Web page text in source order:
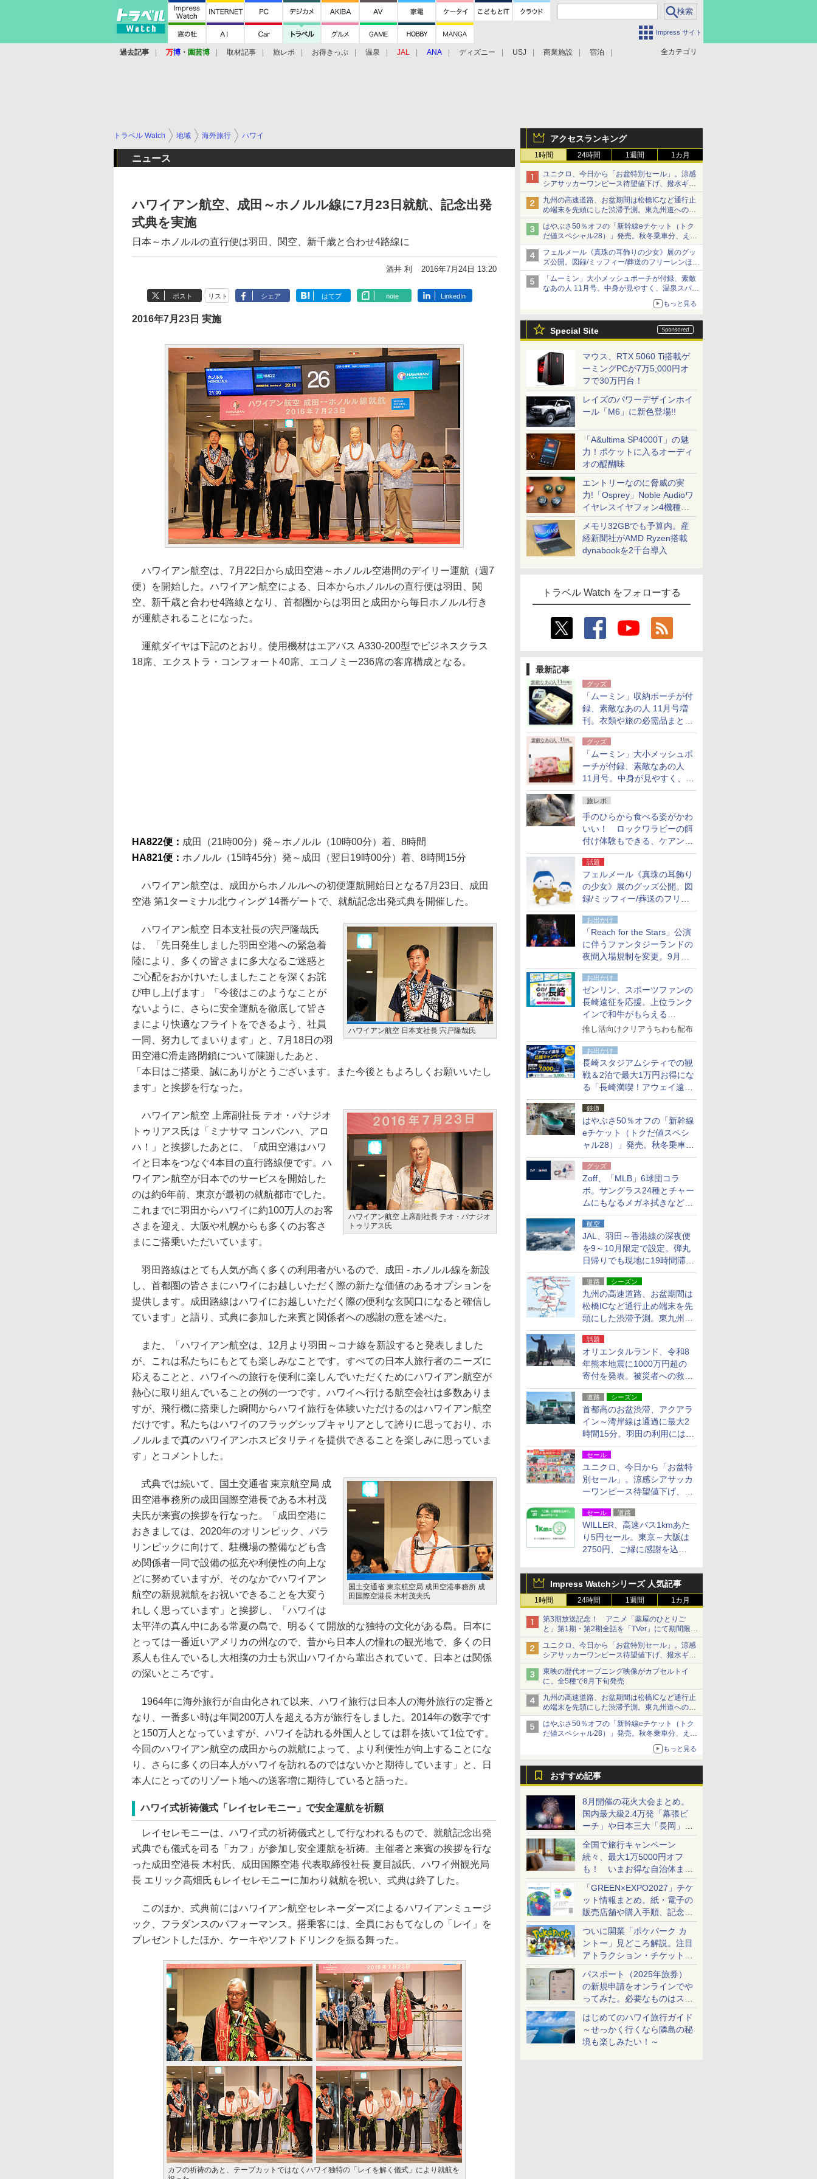
Impress サイト
全カテゴリ
過去記事 万博 ・ 園芸博 取材記事 旅レポ お得きっぷ 温泉 JAL ANA ディズニー USJ 商業施設 宿泊
アクセスランキング
1時間 24時間 1週間 1カ月
ユニクロ、今日から「お盆特別セール」。涼感
シアサッカーワンピース待望値下げ、撥水ギア
ショーツは1990円に
九州の高速道路、お盆期間は松橋ICなど通行止
め端末を先頭にした渋滞予測。東九州道への迂
回は料金調整を実施
はやぶさ50％オフの「新幹線eチケット（トク
だ値スペシャル28）」発売。秋冬乗車分、えき
ねっと限定
フェルメール《真珠の耳飾りの少女》展のグッ
ズ公開。図録/ミッフィー/葬送のフリーレンほ
か、注目ブランドコラボが実現
「ムーミン」大小メッシュポーチが付録、素敵
なあの人 11月号。中身が見やすく、温泉スパに
もっと見る
Special Site
マウス、RTX 5060 Ti搭載ゲ
ーミングPCが7万5,000円オ
フで30万円台！
レイズのパワーデザインホイ
ール「M6」に新色登場!!
「A&ultima SP4000T」の魅
力！ポケットに入るオーディ
オの醍醐味
エントリーなのに脅威の実
力!「Osprey」Noble Audioワ
イヤレスイヤフォン4機種を
一気に聴く
メモリ32GBでも予算内。産
経新聞社がAMD Ryzen搭載
dynabookを2千台導入
トラベル Watch をフォローする
最新記事
グッズ
「ムーミン」収納ポーチが付
録、素敵なあの人 11月号増
刊。衣類や旅の必需品まとま
る大小2個セット
グッズ
「ムーミン」大小メッシュポ
ーチが付録、素敵なあの人
11月号。中身が見やすく、温
泉スパにも使える
旅レポ
手のひらから食べる姿がかわ
いい！ ロックワラビーの餌
付け体験もできる、ケアンズ
でアサートン高原の日本語ガ
イド付きツアーに参加してみ
た
話題
フェルメール《真珠の耳飾り
の少女》展のグッズ公開。図
録/ミッフィー/葬送のフリー
レンほか、注目ブランドコラ
ボが実現
お出かけ
「Reach for the Stars」公演
に伴うファンタジーランドの
夜間入場規制を変更。9月か
ら18時50分～20時ごろに
お出かけ
ゼンリン、スポーツファンの
長崎遠征を応援。上位ランク
インで和牛がもらえる
「GO！GO！長崎スタンプラ
推し活向けクリアうちわも配布
お出かけ
長崎スタジアムシティでの観
戦＆2泊で最大1万円お得にな
る「長崎満喫！アウェイ遠征
応援キャンペーン」
鉄道
はやぶさ50％オフの「新幹線
eチケット（トクだ値スペシ
ャル28）」発売。秋冬乗車
分、えきねっと限定
グッズ
Zoff、「MLB」6球団コラ
ボ。サングラス24種とチャー
ムにもなるメガネ拭きなど雑
貨24種
航空
JAL、羽田～香港線の深夜便
を9～10月限定で設定。弾丸
日帰りでも現地に19時間滞在
できる
道路 シーズン
九州の高速道路、お盆期間は
松橋ICなど通行止め端末を先
頭にした渋滞予測。東九州道
への迂回は料金調整を実施
話題
オリエンタルランド、令和8
年熊本地震に1000万円超の
寄付を発表。被災者への救援
活動・復旧支援
道路 シーズン
首都高のお盆渋滞、アクアラ
イン～湾岸線は通過に最大2
時間15分。羽田の利用には
「空港西出口」の利用検討を
セール
ユニクロ、今日から「お盆特
別セール」。涼感シアサッカ
ーワンピース待望値下げ、撥
水ギアショーツは1990円に
セール 道路
WILLER、高速バス1kmあた
り5円セール。東京～大阪は
2750円、ご縁に感謝を込め
Impress Watchシリーズ 人気記事
1時間 24時間 1週間 1カ月
第3期放送記念！ アニメ「薬屋のひとりご
と」第1期・第2期全話を「TVer」にて期間限定
で順次無料配信開始
ユニクロ、今日から「お盆特別セール」。涼感
シアサッカーワンピース待望値下げ、撥水ギア
ショーツは1990円に
東映の歴代オープニング映像がカプセルトイ
に。全5種で8月下旬発売
九州の高速道路、お盆期間は松橋ICなど通行止
め端末を先頭にした渋滞予測。東九州道への迂
回は料金調整を実施
はやぶさ50％オフの「新幹線eチケット（トク
だ値スペシャル28）」発売。秋冬乗車分、えき
もっと見る
おすすめ記事
8月開催の花火大会まとめ。
国内最大級2.4万発「幕張ビ
ーチ」や日本三大「長岡」な
ど大型イベント目白押し！
全国で旅行キャンペーン
続々、最大1万5000円オフ
も！ いまお得な自治体まと
め
「GREEN×EXPO2027」チケ
ット情報まとめ。紙・電子の
販売店舗や購入手順、記念チ
ケットも解説
ついに開業「ポケパーク カ
ントー」見どころ解説。注目
アトラクション・チケット手
配・来場前に必要な準備は？
パスポート（2025年旅券）
の新規申請をオンラインでや
ってみた。必要なものはスマ
ホとマイナカードのみ
はじめてのハワイ旅行ガイド
～せっかく行くなら隣島の秘
境も楽しみたい！～
トラベル Watch 地域 海外旅行 ハワイ
ニュース
ハワイアン航空、成田～ホノルル線に7月23日就航、記念出発
式典を実施
日本～ホノルルの直行便は羽田、関空、新千歳と合わせ4路線に
酒井 利 2016年7月24日 13:20
ポスト リスト シェア はてブ note LinkedIn
2016年7月23日 実施
ハワイアン航空は、7月22日から成田空港～ホノルル空港間のデイリー運航（週7
便）を開始した。ハワイアン航空による、日本からホノルルの直行便は羽田、関
空、新千歳と合わせ4路線となり、首都圏からは羽田と成田から毎日ホノルル行き
が運航されることになった。
運航ダイヤは下記のとおり。使用機材はエアバス A330-200型でビジネスクラス
18席、エクストラ・コンフォート40席、エコノミー236席の客席構成となる。
HA822便： 成田（21時00分）発～ホノルル（10時00分）着、8時間
HA821便： ホノルル（15時45分）発～成田（翌日19時00分）着、8時間15分
ハワイアン航空は、成田からホノルルへの初便運航開始日となる7月23日、成田
空港 第1ターミナル北ウィング 14番ゲートで、就航記念出発式典を開催した。
ハワイアン航空 日本支社長 宍戸隆哉氏
ハワイアン航空 日本支社長の宍戸隆哉氏
は、「先日発生しました羽田空港への緊急着
陸により、多くの皆さまに多大なるご迷惑と
ご心配をおかけいたしましたことを深くお詫
び申し上げます」「今後はこのようなことが
ないように、さらに安全運航を徹底して皆さ
まにより快適なフライトをできるよう、社員
一同、努力してまいります」と、7月18日の羽
田空港C滑走路閉鎖について陳謝したあと、
「本日はご搭乗、誠にありがとうございます。また今後ともよろしくお願いいたし
ます」と挨拶を行なった。
ハワイアン航空 上席副社長 テオ・パナジオ
トゥリアス氏
ハワイアン航空 上席副社長 テオ・パナジオ
トゥリアス氏は「ミナサマ コンバンハ、アロ
ハ！」と挨拶したあとに、「成田空港はハワ
イと日本をつなぐ4本目の直行路線便です。ハ
ワイアン航空が日本でのサービスを開始した
のは約6年前、東京が最初の就航都市でした。
これまでに羽田からハワイに約100万人のお客
さまを迎え、大阪や札幌からも多くのお客さ
まにご搭乗いただいています。
羽田路線はとても人気が高く多くの利用者がいるので、成田 - ホノルル線を新設
し、首都圏の皆さまにハワイにお越しいただく際の新たな価値のあるオプションを
提供します。成田路線はハワイにお越しいただく際の便利な玄関口になると確信し
ています」と語り、式典に参加した来賓と関係者への感謝の意を述べた。
また、「ハワイアン航空は、12月より羽田～コナ線を新設すると発表しました
が、これは私たちにもとても楽しみなことです。すべての日本人旅行者のニーズに
応えることと、ハワイへの旅行を便利に楽しんでいただくためにハワイアン航空が
熱心に取り組んでいることの例の一つです。ハワイへ行ける航空会社は多数ありま
すが、飛行機に搭乗した瞬間からハワイ旅行を体験いただけるのはハワイアン航空
だけです。私たちはハワイのフラッグシップキャリアとして誇りに思っており、ホ
ノルルまで真のハワイアンホスピタリティを提供できることを楽しみに思っていま
す」とコメントした。
国土交通省 東京航空局 成田空港事務所 成
田国際空港長 木村茂夫氏
式典では続いて、国土交通省 東京航空局 成
田空港事務所の成田国際空港長である木村茂
夫氏が来賓の挨拶を行なった。「成田空港に
おきましては、2020年のオリンピック、パラ
リンピックに向けて、駐機場の整備なども含
め関係者一同で設備の拡充や利便性の向上な
どに努めていますが、そのなかでハワイアン
航空の新規就航をお祝いできることを大変う
れしく思っています」と挨拶し、「ハワイは
太平洋の真ん中にある常夏の島で、明るくて開放的な独特の文化がある島。日本に
とっては一番近いアメリカの州なので、昔から日本人の憧れの観光地で、多くの日
系人も住んでいるし大相撲の力士も沢山ハワイから輩出されていて、日本とは関係
の深いところです。
1964年に海外旅行が自由化されて以来、ハワイ旅行は日本人の海外旅行の定番と
なり、一番多い時は年間200万人を超える方が旅行をしました。2014年の数字です
と150万人となっていますが、ハワイを訪れる外国人としては群を抜いて1位です。
今回のハワイアン航空の成田からの就航によって、より利便性が向上することにな
り、さらに多くの日本人がハワイを訪れるのではないかと期待しています」と、日
本人にとってのリゾート地への送客増に期待していると語った。
ハワイ式祈祷儀式「レイセレモニー」で安全運航を祈願
レイセレモニーは、ハワイ式の祈祷儀式として行なわれるもので、就航記念出発
式典でも儀式を司る「カフ」が参加し安全運航を祈祷。主催者と来賓の挨拶を行な
った成田空港長 木村氏、成田国際空港 代表取締役社長 夏目誠氏、ハワイ州観光局
長 エリック高畑氏もレイセレモニーに加わり就航を祝い、式典は終了した。
このほか、式典前にはハワイアン航空セレネーダーズによるハワイアンミュージ
ック、フラダンスのパフォーマンス。搭乗客には、全員におもてなしの「レイ」を
プレゼントしたほか、ケーキやソフトドリンクを振る舞った。
カフの祈祷のあと、テープカットではなくハワイ独特の「レイを解く儀式」により就航を